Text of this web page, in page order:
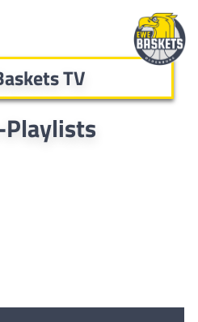
TV